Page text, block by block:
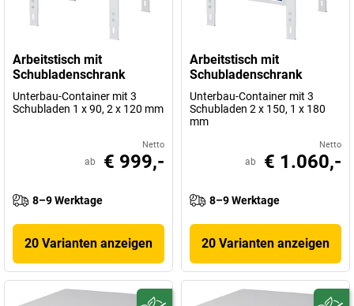
Arbeitstisch mit
Schubladenschrank
Unterbau-Container mit 3
Schubladen 1 x 90, 2 x 120 mm
Netto
ab € 999,-
8–9 Werktage
20 Varianten anzeigen
Arbeitstisch mit
Schubladenschrank
Unterbau-Container mit 3
Schubladen 2 x 150, 1 x 180
mm
Netto
ab € 1.060,-
8–9 Werktage
20 Varianten anzeigen